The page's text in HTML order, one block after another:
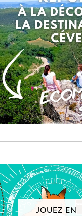
JOUEZ EN